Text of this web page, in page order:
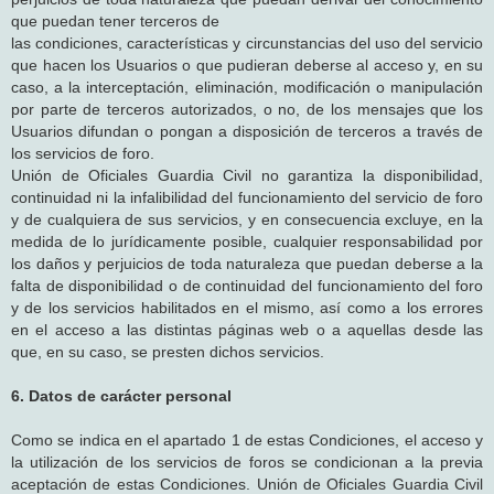
que puedan tener terceros de
las condiciones, características y circunstancias del uso del servicio
que hacen los Usuarios o que pudieran deberse al acceso y, en su
caso, a la interceptación, eliminación, modificación o manipulación
por parte de terceros autorizados, o no, de los mensajes que los
Usuarios difundan o pongan a disposición de terceros a través de
los servicios de foro.
Unión de Oficiales Guardia Civil no garantiza la disponibilidad,
continuidad ni la infalibilidad del funcionamiento del servicio de foro
y de cualquiera de sus servicios, y en consecuencia excluye, en la
medida de lo jurídicamente posible, cualquier responsabilidad por
los daños y perjuicios de toda naturaleza que puedan deberse a la
falta de disponibilidad o de continuidad del funcionamiento del foro
y de los servicios habilitados en el mismo, así como a los errores
en el acceso a las distintas páginas web o a aquellas desde las
que, en su caso, se presten dichos servicios.
6. Datos de carácter personal
Como se indica en el apartado 1 de estas Condiciones, el acceso y
la utilización de los servicios de foros se condicionan a la previa
aceptación de estas Condiciones. Unión de Oficiales Guardia Civil